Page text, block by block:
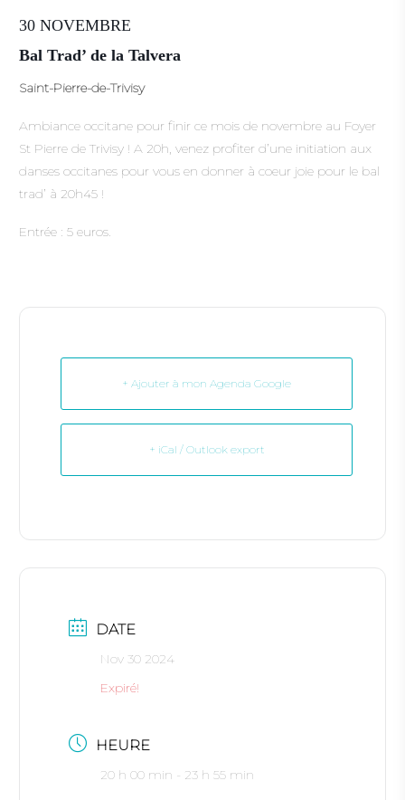
30 NOVEMBRE
Bal Trad’ de la Talvera
Saint-Pierre-de-Trivisy
Ambiance occitane pour finir ce mois de novembre au Foyer
St Pierre de Trivisy ! A 20h, venez profiter d’une initiation aux
danses occitanes pour vous en donner à coeur joie pour le bal
trad’ à 20h45 !
Entrée : 5 euros.
+ Ajouter à mon Agenda Google
+ iCal / Outlook export
DATE
Nov 30 2024
Expiré!
HEURE
20 h 00 min - 23 h 55 min